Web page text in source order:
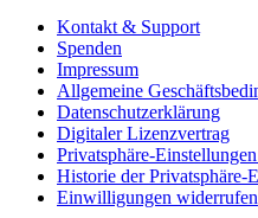
Kontakt & Support
Spenden
Impressum
Allgemeine
Datenschutzerklärung
Digitaler Lizenzvertrag
Privatsphäre-
Historie der Privatsphäre-
Einwilligungen widerrufen